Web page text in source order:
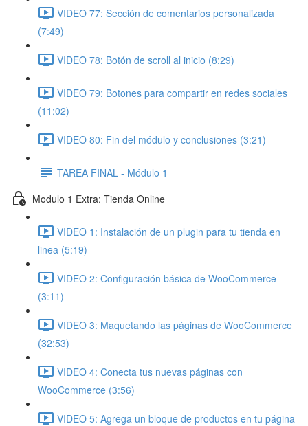
VIDEO 77: Sección de comentarios personalizada
(7:49)
VIDEO 78: Botón de scroll al inicio (8:29)
VIDEO 79: Botones para compartir en redes sociales
(11:02)
VIDEO 80: Fin del módulo y conclusiones (3:21)
TAREA FINAL - Módulo 1
Modulo 1 Extra: Tienda Online
VIDEO 1: Instalación de un plugin para tu tienda en
linea (5:19)
VIDEO 2: Configuración básica de WooCommerce
(3:11)
VIDEO 3: Maquetando las páginas de WooCommerce
(32:53)
VIDEO 4: Conecta tus nuevas páginas con
WooCommerce (3:56)
VIDEO 5: Agrega un bloque de productos en tu página